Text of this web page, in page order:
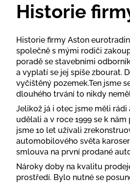
Historie
Historie firmy Aston
společně s mými rodiči
poradě se stavebními
a vyplatí se jej spíše zbourat.
vyčištěný pozemek.Ten jsme
dlouhého trvání to nikdy
Jelikož já i otec jsme měli
udělali a v roce 1999 se k
jsme 10 let užívali
automobilového světa
smlouva na první prodané
Nároky doby na kvalitu
prostředí. Bylo nutné se